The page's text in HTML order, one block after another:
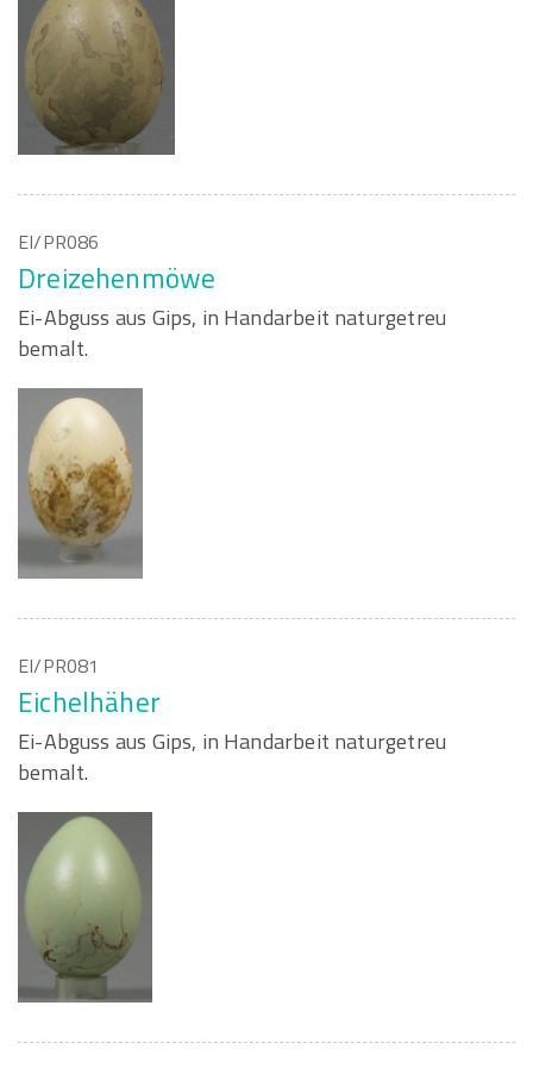
EI/PR086
Dreizehenmöwe
Ei-Abguss aus Gips, in Handarbeit naturgetreu
bemalt.
EI/PR081
Eichelhäher
Ei-Abguss aus Gips, in Handarbeit naturgetreu
bemalt.